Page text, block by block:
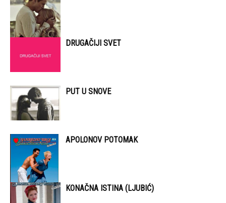
DRUGAČIJI SVET
PUT U SNOVE
APOLONOV POTOMAK
KONAČNA ISTINA (LJUBIĆ)